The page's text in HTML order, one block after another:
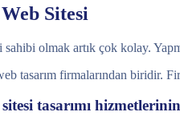
Sitesi
sahibi olmak artık çok kolay.
tasarım firmalarından biridir.
tasarımı